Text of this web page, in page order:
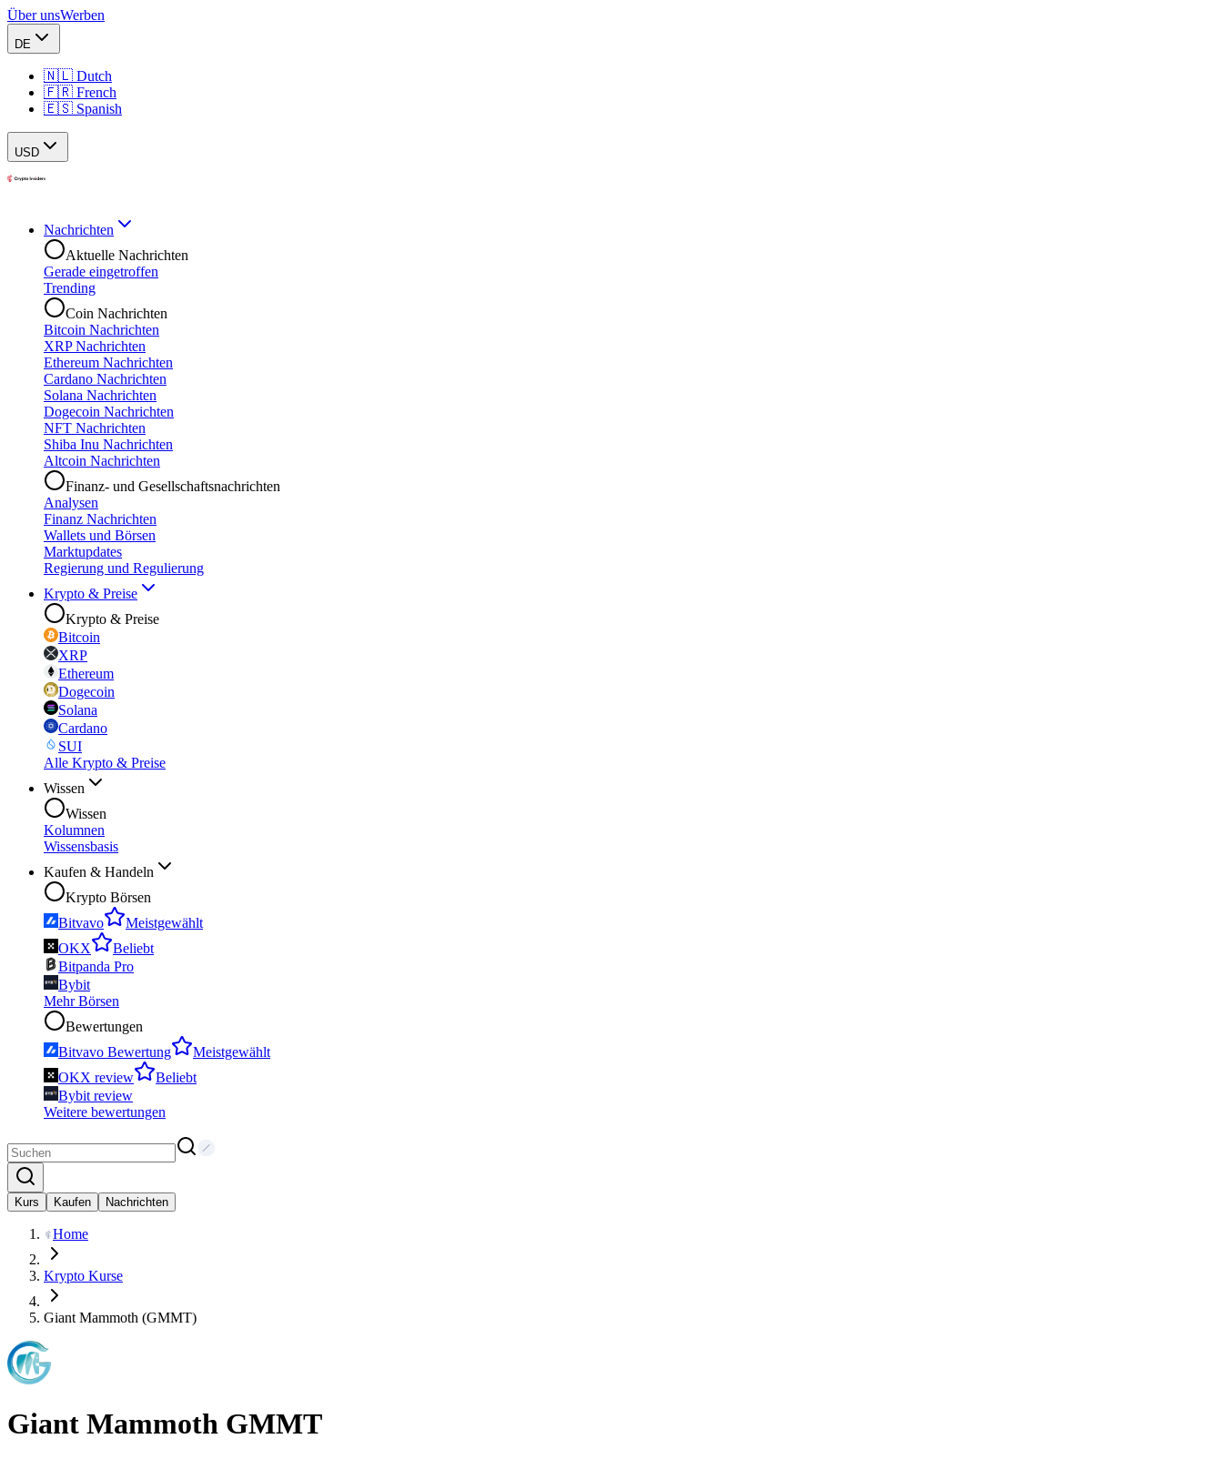
Über unsWerben
DE
🇳🇱 Dutch
🇫🇷 French
🇪🇸 Spanish
USD
Nachrichten
Aktuelle Nachrichten
Gerade eingetroffen
Trending
Coin Nachrichten
Bitcoin Nachrichten
XRP Nachrichten
Ethereum Nachrichten
Cardano Nachrichten
Solana Nachrichten
Dogecoin Nachrichten
NFT Nachrichten
Shiba Inu Nachrichten
Altcoin Nachrichten
Finanz- und Gesellschaftsnachrichten
Analysen
Finanz Nachrichten
Wallets und Börsen
Marktupdates
Regierung und Regulierung
Krypto & Preise
Krypto & Preise
Bitcoin
XRP
Ethereum
Dogecoin
Solana
Cardano
SUI
Alle Krypto & Preise
Wissen
Wissen
Kolumnen
Wissensbasis
Kaufen & Handeln
Krypto Börsen
Bitvavo
Meistgewählt
OKX
Beliebt
Bitpanda Pro
Bybit
Mehr Börsen
Bewertungen
Bitvavo Bewertung
Meistgewählt
OKX review
Beliebt
Bybit review
Weitere bewertungen
Kurs Kaufen Nachrichten
Home
Krypto Kurse
Giant Mammoth (GMMT)
Giant Mammoth GMMT